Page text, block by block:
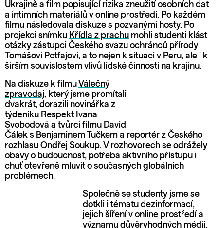
Ukrajině a film popisující rizika zneužití osobních dat
a intimních materiálů v online prostředí. Po každém
filmu následovala diskuze s pozvanými hosty. Po
projekci snímku Křídla z prachu mohli studenti klást
otázky zástupci Českého svazu ochránců přírody
Tomášovi Potfajovi, a to nejen k situaci v Peru, ale i k
širším souvislostem vlivů lidské činnosti na krajinu.
Na diskuze k filmu Válečný
zpravodaj, který jsme promítali
dvakrát, dorazili novinářka z
týdeníku Respekt Ivana
Svobodová a tvůrci filmu David
Čálek s Benjaminem Tučkem a reportér z Českého
rozhlasu Ondřej Soukup. V rozhovorech se odrážely
obavy o budoucnost, potřeba aktivního přístupu i
chuť otevřeně mluvit o současných globálních
problémech.
Společně se studenty jsme se
dotkli i tématu dezinformací,
jejich šíření v online prostředí a
významu důvěryhodných médií.